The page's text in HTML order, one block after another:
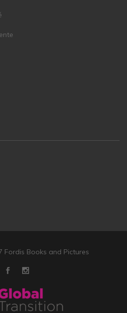
Fordis Books and Pictures